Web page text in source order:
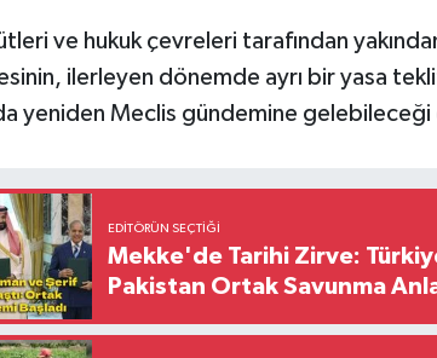
ve hukuk çevreleri tarafından
ilerleyen dönemde ayrı bir yasa
yeniden Meclis gündemine
EDITÖRÜN SEÇTIĞI
Mekke'de Tarihi Zirve:
Pakistan Ortak Savunma